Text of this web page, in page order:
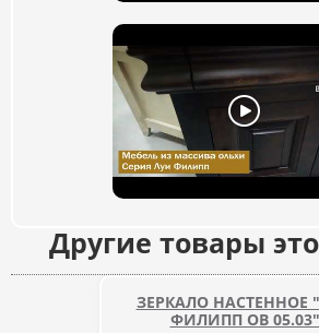
Другие товары
ЗЕРКАЛО НАСТЕННОЕ
ФИЛИПП ОВ 05.03"